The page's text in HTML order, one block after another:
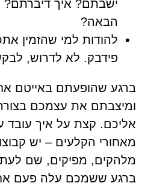
ישבתם? איך
הבאה?
להודות למי שהזמין
פידבק. לא לדרוש,
ברגע שהופעתם באייטם
ומיצבתם את עצמכם
אליכם. קצת על איך עובד
מאחורי הקלעים – יש
מלהקים, מפיקים, שם
ברגע ששמכם עלה פעם